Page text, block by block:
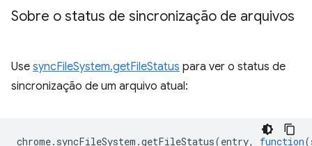
Sobre o status de sincronização de arquivos
Use syncFileSystem.getFileStatus para ver o status de
sincronização de um arquivo atual:
chrome. syncFileSystem .getFileStatus(entry, function(